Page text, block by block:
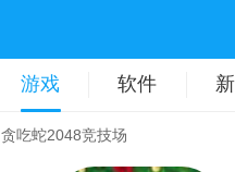
游戏 软件
贪吃蛇2048竞技场